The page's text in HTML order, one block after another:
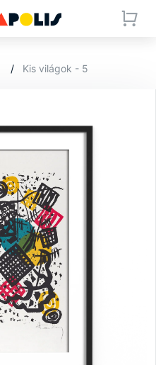
Kis világok - 5